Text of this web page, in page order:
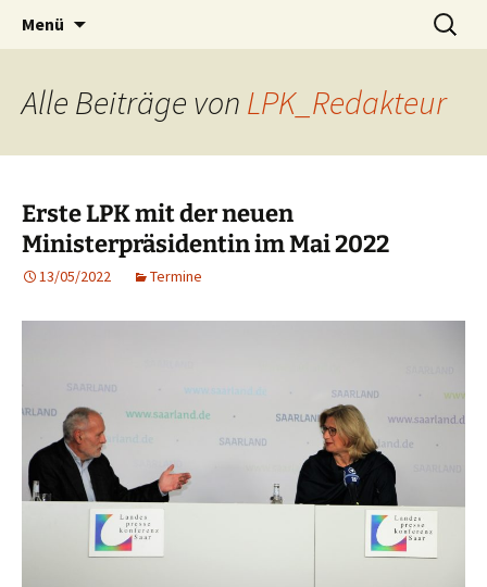
Landespressekonferenz Saar
Menü
Suchen
nach:
Alle Beiträge von LPK_Redakteur
Erste LPK mit der neuen
Ministerpräsidentin im Mai 2022
13/05/2022 Termine